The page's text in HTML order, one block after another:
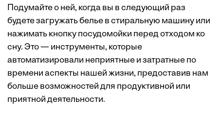
Подумайте о ней, когда вы в следующий раз
будете загружать белье в стиральную машину или
нажимать кнопку посудомойки перед отходом ко
сну. Это — инструменты, которые
автоматизировали неприятные и затратные по
времени аспекты нашей жизни, предоставив нам
больше возможностей для продуктивной или
приятной деятельности.